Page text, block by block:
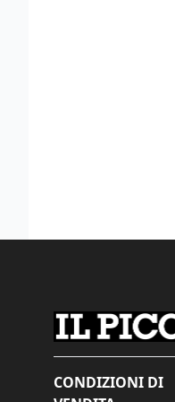
CONDIZIONI DI